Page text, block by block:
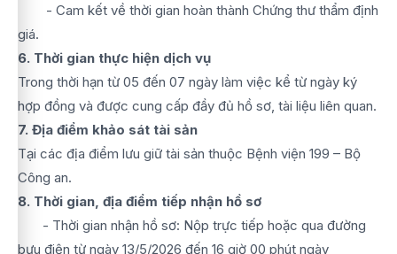
- Cam kết về thời gian hoàn thành Chứng thư thẩm định
giá.
6. Thời gian thực hiện dịch vụ
Trong thời hạn từ 05 đến 07 ngày làm việc kể từ ngày ký
hợp đồng và được cung cấp đầy đủ hồ sơ, tài liệu liên quan.
7. Địa điểm khảo sát tài sản
Tại các địa điểm lưu giữ tài sản thuộc Bệnh viện 199 – Bộ
Công an.
8. Thời gian, địa điểm tiếp nhận hồ sơ
- Thời gian nhận hồ sơ: Nộp trực tiếp hoặc qua đường
bưu điện từ ngày 13/5/2026 đến 16 giờ 00 phút ngày